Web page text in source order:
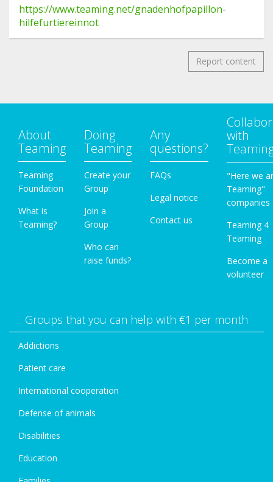
https://www.teaming.net/gnadenhofpapillon-
hilfefurtiereinnot
Report content
About
Teaming
Teaming
Foundation
What is
Teaming?
Doing
Teaming
Create your
Group
Join a
Group
Who can
raise funds?
Any
questions?
FAQs
Legal notice
Contact us
with
"Here we
Teaming"
companies
Teaming 4
Teaming
Become a
volunteer
Groups that you can help with €1 per month
Addictions
Patient care
International cooperation
Defense of animals
Disabilities
Education